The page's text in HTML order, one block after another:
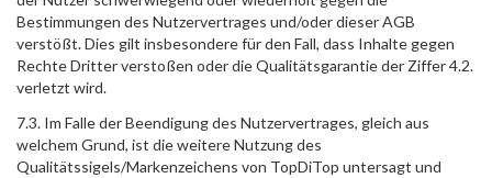
Bestimmungen des Nutzervertrages und/oder dieser AGB
verstößt. Dies gilt insbesondere für den Fall, dass Inhalte gegen
Rechte Dritter verstoßen oder die Qualitätsgarantie der Ziffer 4.2.
verletzt wird.
7.3. Im Falle der Beendigung des Nutzervertrages, gleich aus
welchem Grund, ist die weitere Nutzung des
Qualitätssigels/Markenzeichens von TopDiTop untersagt und